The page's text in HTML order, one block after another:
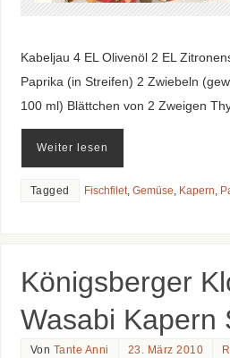
Kabeljau 4 EL Olivenöl 2 EL
Paprika (in Streifen) 2 Zwiebeln
100 ml) Blättchen von 2 Zweigen
Weiter lesen
Tagged Fischfilet, Gemüse, Kapern,
Königsberger
Wasabi Kapern
Von Tante Anni 23. März 2010